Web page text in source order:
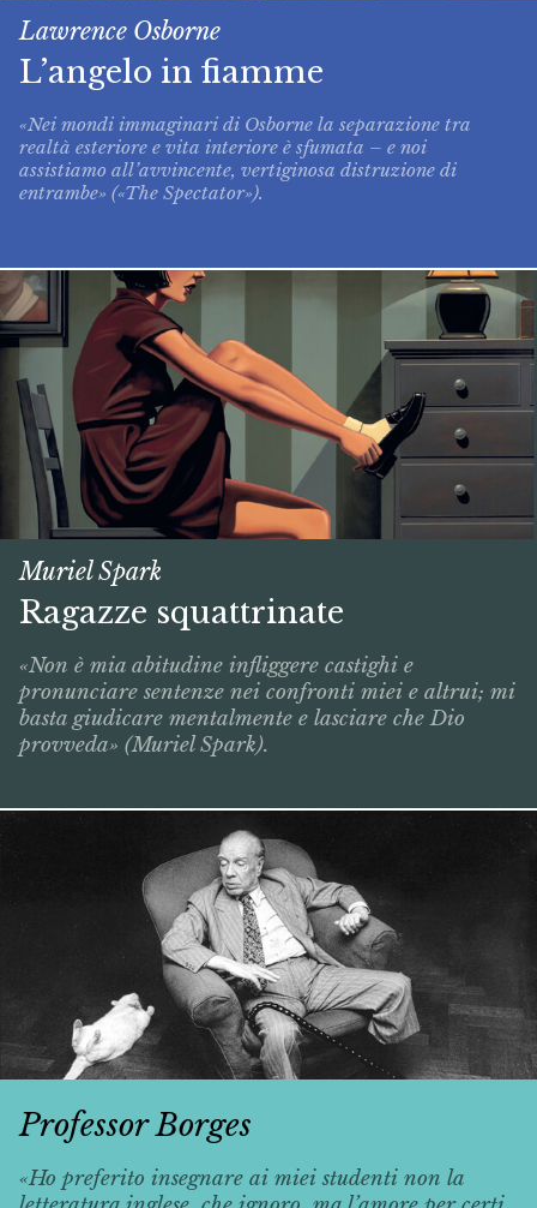
Lawrence Osborne
L’angelo in fiamme
«Nei mondi immaginari di Osborne la separazione tra
realtà esteriore e vita interiore è sfumata – e noi
assistiamo all’avvincente, vertiginosa distruzione di
entrambe» («The Spectator»).
Muriel Spark
Ragazze squattrinate
«Non è mia abitudine infliggere castighi e
pronunciare sentenze nei confronti miei e altrui; mi
basta giudicare mentalmente e lasciare che Dio
provveda» (Muriel Spark).
Professor Borges
«Ho preferito insegnare ai miei studenti non la